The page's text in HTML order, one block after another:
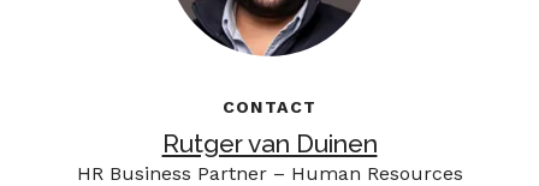
CONTACT
Rutger van Duinen
HR Business Partner – Human Resources